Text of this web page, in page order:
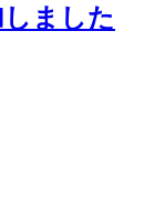
ました